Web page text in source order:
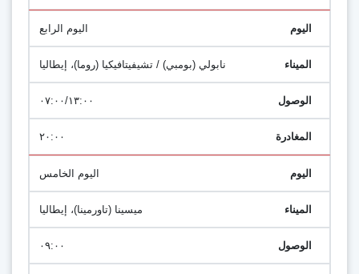
اليوم الرابع
نابولي (بومبي) / تشيفيتافيكيا (روما)، إيطاليا
٠٧:٠٠/١٣:٠٠
٢٠:٠٠
اليوم الخامس
ميسينا (تاورمينا)، إيطاليا
٠٩:٠٠